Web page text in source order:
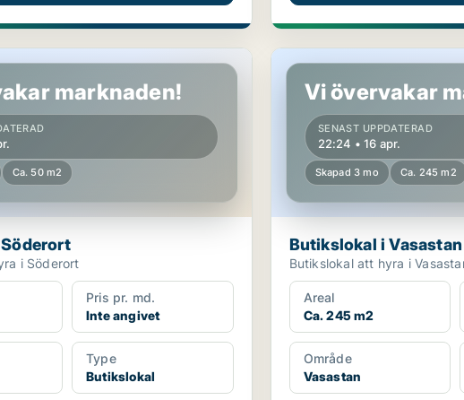
marknaden!
Ca. 50 m2
i Söderort
Pris pr. md.
Inte angivet
Type
Butikslokal
Butikslokal i Vasastan
Vi övervakar
SENAST UPPDATERAD
22:24 • 16 apr.
Skapad 3 mo Ca. 245 m2
Butikslokal i Vasastan
Butikslokal att hyra i
Areal
Ca. 245 m2
Område
Vasastan